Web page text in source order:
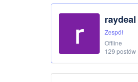
raydeal
Zespół
Offline
129 postów